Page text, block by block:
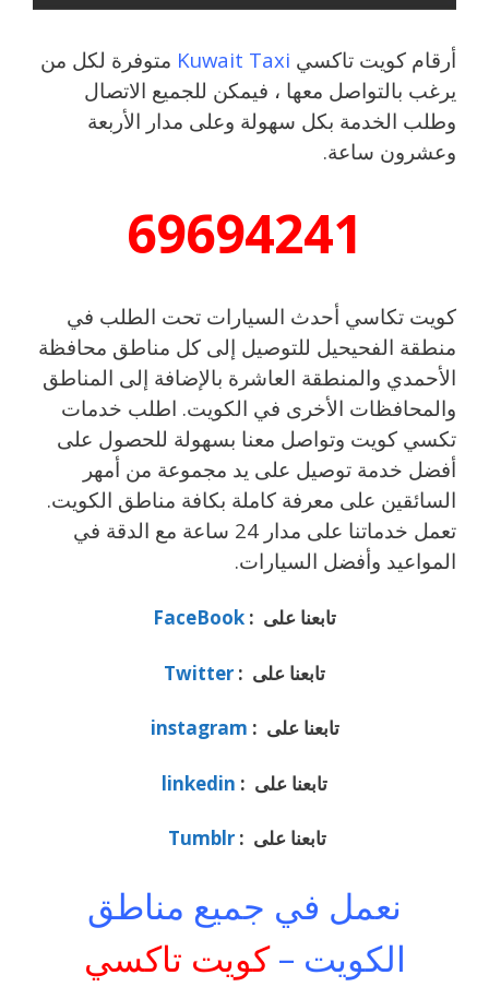
أرقام كويت تاكسي Kuwait Taxi متوفرة لكل من
يرغب بالتواصل معها ، فيمكن للجميع الاتصال
وطلب الخدمة بكل سهولة وعلى مدار الأربعة
وعشرون ساعة.
69694241
كويت تكاسي أحدث السيارات تحت الطلب في
منطقة الفحيحيل للتوصيل إلى كل مناطق محافظة
الأحمدي والمنطقة العاشرة بالإضافة إلى المناطق
والمحافظات الأخرى في الكويت. اطلب خدمات
تكسي كويت وتواصل معنا بسهولة للحصول على
أفضل خدمة توصيل على يد مجموعة من أمهر
السائقين على معرفة كاملة بكافة مناطق الكويت.
تعمل خدماتنا على مدار 24 ساعة مع الدقة في
المواعيد وأفضل السيارات.
تابعنا على : FaceBook
تابعنا على : Twitter
تابعنا على : instagram
تابعنا على : linkedin
تابعنا على :Tumblr
نعمل في جميع مناطق
الكويت –كويت تاكسي